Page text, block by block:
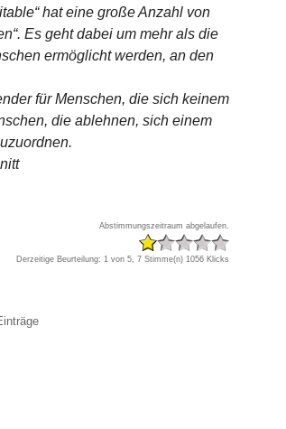
hat eine große Anzahl von
Es geht dabei um mehr als die
ermöglicht werden, an den
für Menschen, die sich keinem
die ablehnen, sich einem
Abstimmungszeitraum abgelaufen.
Derzeitige Beurteilung: 1 von 5, 7 Stimme(n) 1056 Klicks